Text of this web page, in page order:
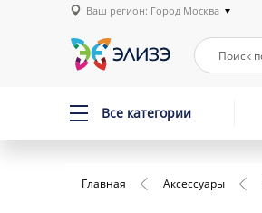
Ваш регион: Город Москва
Все категории
Главная Аксессуары